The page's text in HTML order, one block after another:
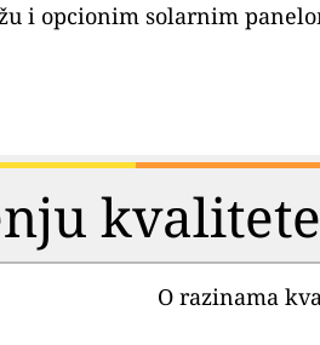
i opcionim solarnim
O razinama